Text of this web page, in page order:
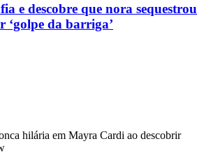
e descobre que nora sequestrou
‘golpe da barriga’
hilária em Mayra Cardi ao descobrir